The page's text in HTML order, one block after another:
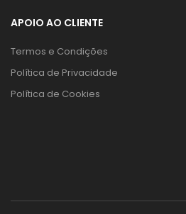
APOIO AO CLIENTE
Termos e Condições
Política de Privacidade
Política de Cookies